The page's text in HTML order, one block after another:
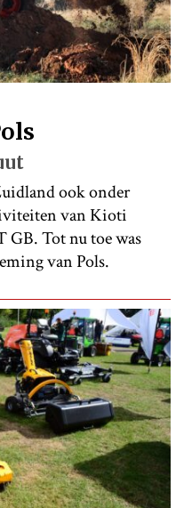
ook onder
van Kioti
Tot nu toe was
van Pols.